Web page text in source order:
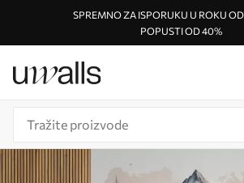
SPREMNO ZA ISPORUKU U ROKU
POPUSTI OD 40%